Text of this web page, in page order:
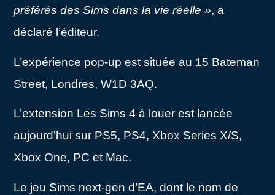
préférés des Sims dans la vie réelle », a
déclaré l’éditeur.
L’expérience pop-up est située au 15 Bateman
Street, Londres, W1D 3AQ.
L’extension Les Sims 4 à louer est lancée
aujourd’hui sur PS5, PS4, Xbox Series X/S,
Xbox One, PC et Mac.
Le jeu Sims next-gen d’EA, dont le nom de